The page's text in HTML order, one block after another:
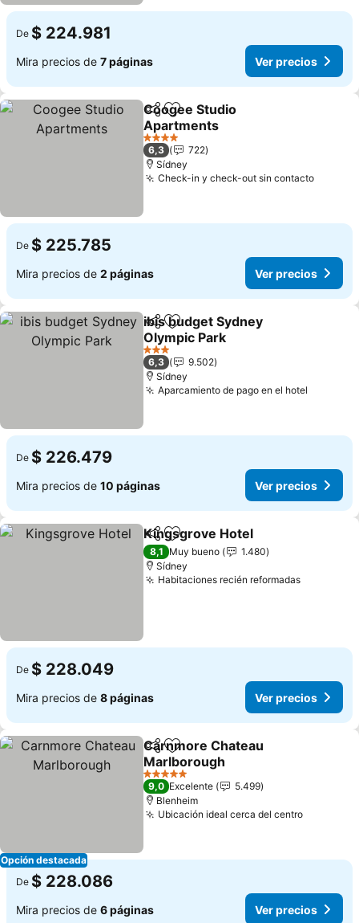
De $ 224.981
Mira precios de 7 páginas Ver precios
CompartirAgregar a favoritos
Coogee Studio
Apartments
Ver precios
4 Estrellas
6,3
722
Sídney
Check-in y check-out sin contactoVer
De $ 225.785
Mira precios de 2 páginas Ver precios
CompartirAgregar a favoritos
ibis budget Sydney
Olympic Park
Ver precios
3 Estrellas
6,3
9.502
Sídney
Aparcamiento de pago en el hotel
De $ 226.479
Mira precios de 10 páginas Ver precios
CompartirAgregar a favoritos
Kingsgrove Hotel
8,1 Muy bueno
1.480
Sídney
Habitaciones recién reformadasVer
De $ 228.049
Mira precios de 8 páginas Ver precios
Opción destacada
CompartirAgregar a favoritos
Carnmore Chateau
Marlborough
Ver precios
5 Estrellas
9,0 Excelente
5.499
Blenheim
Ubicación ideal cerca del centroVer
De $ 228.086
Mira precios de 6 páginas Ver precios